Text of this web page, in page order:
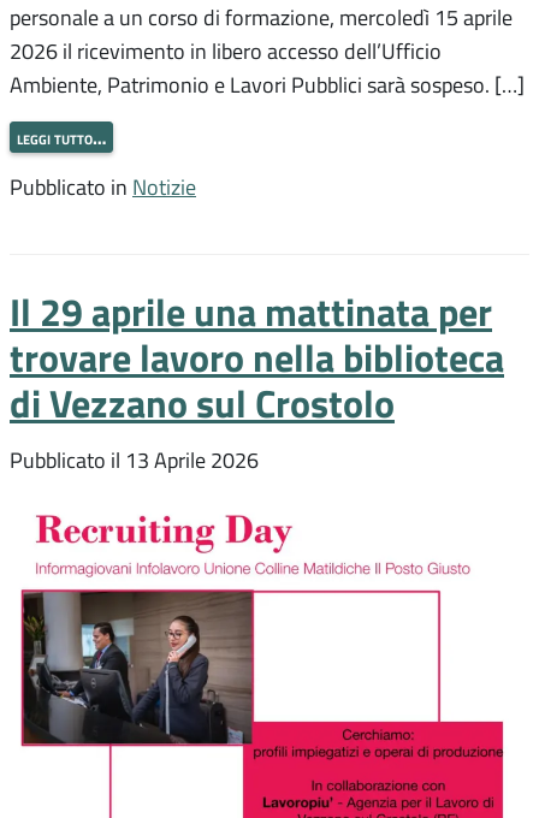
personale a un corso di formazione, mercoledì 15 aprile
2026 il ricevimento in libero accesso dell’Ufficio
Ambiente, Patrimonio e Lavori Pubblici sarà sospeso. […]
leggi tutto…
Pubblicato in Notizie
Il 29 aprile una mattinata per
trovare lavoro nella biblioteca
di Vezzano sul Crostolo
Pubblicato il 13 Aprile 2026